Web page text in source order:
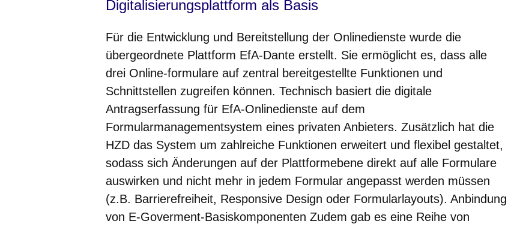
Digitalisierungsplattform als Basis
Für die Entwicklung und Bereitstellung der Onlinedienste wurde die
übergeordnete Plattform EfA-Dante erstellt. Sie ermöglicht es, dass alle
drei Online-formulare auf zentral bereitgestellte Funktionen und
Schnittstellen zugreifen können. Technisch basiert die digitale
Antragserfassung für EfA-Onlinedienste auf dem
Formularmanagementsystem eines privaten Anbieters. Zusätzlich hat die
HZD das System um zahlreiche Funktionen erweitert und flexibel gestaltet,
sodass sich Änderungen auf der Plattformebene direkt auf alle Formulare
auswirken und nicht mehr in jedem Formular angepasst werden müssen
(z.B. Barrierefreiheit, Responsive Design oder Formularlayouts). Anbindung
von E-Goverment-Basiskomponenten Zudem gab es eine Reihe von